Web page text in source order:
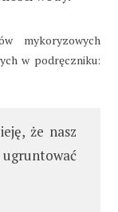
mykoryzowych
w podręczniku:
że nasz
ugruntować